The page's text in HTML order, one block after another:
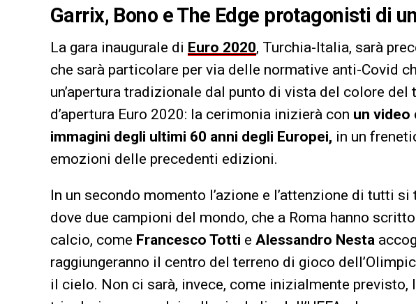
Garrix, Bono e The Edge protagonisti di
La gara inaugurale di Euro 2020, Turchia-Italia, sarà
che sarà particolare per via delle normative anti-Covid
un’apertura tradizionale dal punto di vista del colore
d’apertura Euro 2020: la cerimonia inizierà con un video
immagini degli ultimi 60 anni degli Europei, in un
emozioni delle precedenti edizioni.
In un secondo momento l’azione e l’attenzione di tutti
dove due campioni del mondo, che a Roma hanno
calcio, come Francesco Totti e Alessandro Nesta
raggiungeranno il centro del terreno di gioco
il cielo. Non ci sarà, invece, come inizialmente previsto,